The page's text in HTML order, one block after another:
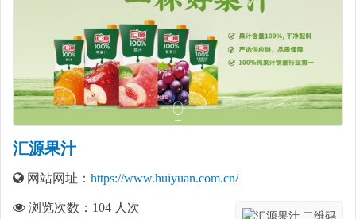
汇源果汁
网站网址： https://www.huiyuan.com.cn/
浏览次数： 104 人次